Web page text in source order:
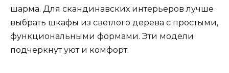
шарма. Для скандинавских интерьеров лучше
выбрать шкафы из светлого дерева с простыми,
функциональными формами. Эти модели
подчеркнут уют и комфорт.